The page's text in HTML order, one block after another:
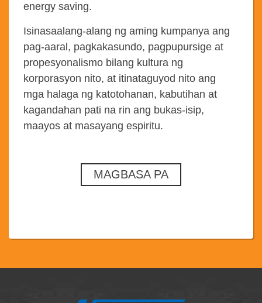
energy saving.
Isinasaalang-alang ng aming kumpanya ang
pag-aaral, pagkakasundo, pagpupursige at
propesyonalismo bilang kultura ng
korporasyon nito, at itinataguyod nito ang
mga halaga ng katotohanan, kabutihan at
kagandahan pati na rin ang bukas-isip,
maayos at masayang espiritu.
MAGBASA PA